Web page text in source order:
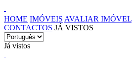
HOME IMÓVEIS AVALIAR IMÓVEL
CONTACTOS JÁ VISTOS
Já vistos